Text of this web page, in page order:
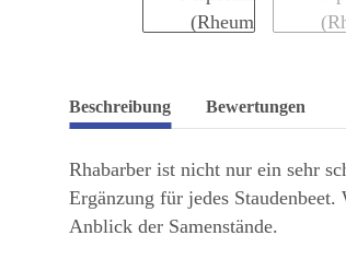
Beschreibung Bewertungen
Rhabarber ist nicht nur ein sehr
Ergänzung für jedes
Anblick der Samenstände.